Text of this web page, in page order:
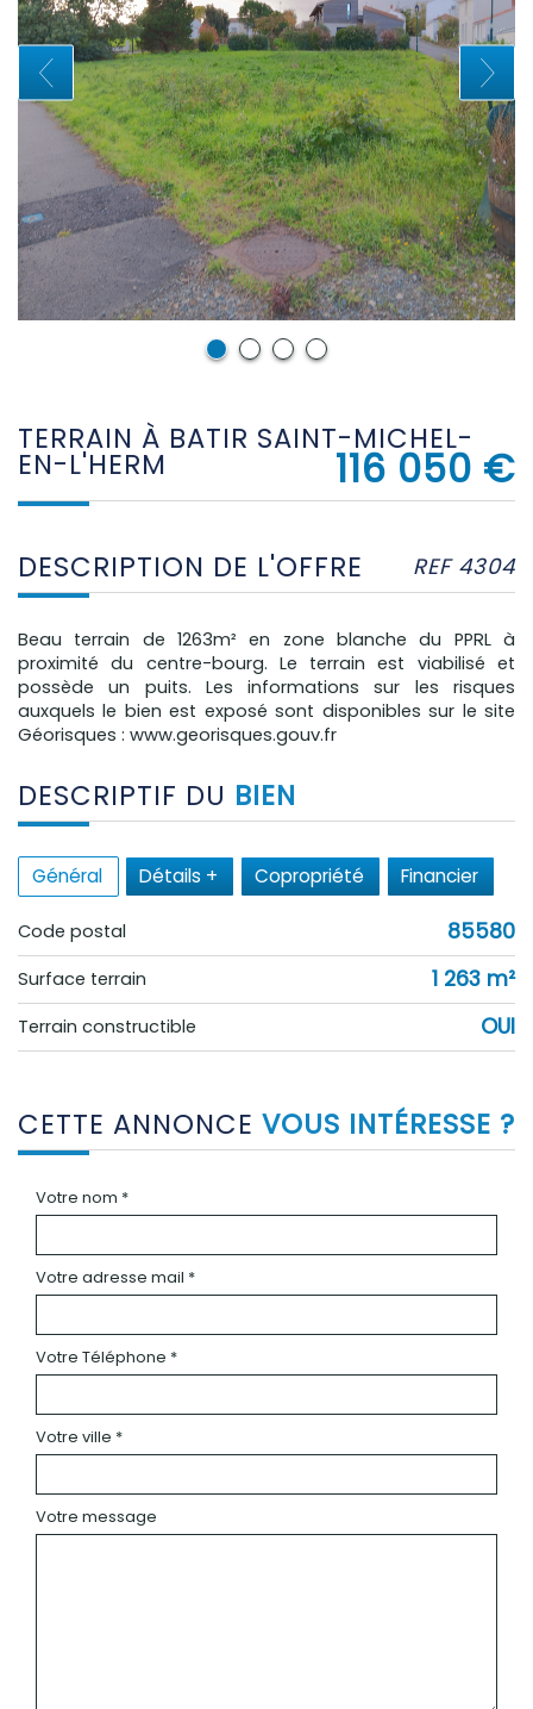
TERRAIN À BATIR SAINT-MICHEL-
EN-L'HERM 116 050 €
DESCRIPTION DE L'OFFRE REF 4304
Beau terrain de 1263m² en zone blanche du PPRL à
proximité du centre-bourg. Le terrain est viabilisé et
possède un puits. Les informations sur les risques
auxquels le bien est exposé sont disponibles sur le site
Géorisques : www.georisques.gouv.fr
DESCRIPTIF DU BIEN
Général Détails + Copropriété Financier
Code postal 85580
surface terrain 1 263 m²
Terrain constructible OUI
CETTE ANNONCE VOUS INTÉRESSE ?
Votre nom *
Votre adresse mail *
Votre Téléphone *
Votre ville *
Votre message